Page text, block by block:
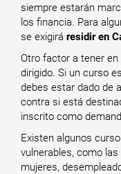
siempre estarán
los financia. Para
se exigirá residir en
Otro factor a tener
dirigido. Si un curso
debes estar dado de
contra si está
inscrito como
Existen algunos
vulnerables, como
mujeres,